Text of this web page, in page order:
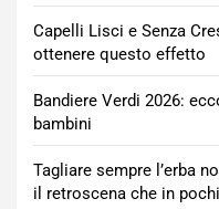
Capelli Lisci e Senza
ottenere questo effetto
Bandiere Verdi 2026:
bambini
Tagliare sempre l’erba
il retroscena che in